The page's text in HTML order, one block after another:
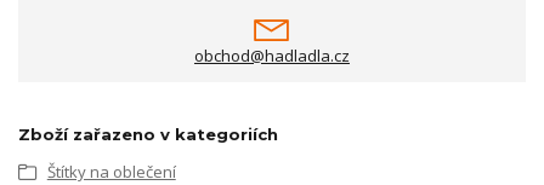
obchod@hadladla.cz
Zboží zařazeno v kategoriích
Štítky na oblečení